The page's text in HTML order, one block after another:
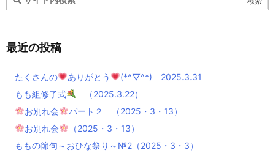
最近の投稿
たくさんの ありがとう
(*^▽^*) 2025.3.31
もも組修了式
（2025.3.22）
お別れ会
パート２ （2025・3・13）
お別れ会
（2025・3・13）
ももの節句～おひな祭り～№2（2025・3・3）